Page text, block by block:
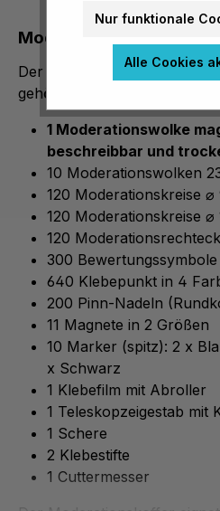
Moderationskoffer: Inhalt
Der Moderationskoffer
gehören:
1 Moderationswolke
beschreibbar und
10 Moderationswolken
120 Moderationskreise ⌀
120 Moderationskreise ⌀
120
300 Bewertungssymbole
640 Klebepunkt in 4
200 Pinn-Nadeln
11 Magnete in 2 Größen
10 Marker (spitz): 2 x
x Schwarz
1 Klebefilm mit Abroller
1 Teleskopzeigestab mit
1 Schere
2 Klebestifte
1 Cuttermesser
Nur funktionale
Alle Cookies